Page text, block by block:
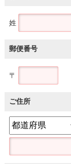
姓
郵便番号
〒
ご住所